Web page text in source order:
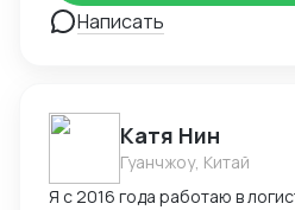
платежей через третьи
корректности Валютного
Написать
Катя Нин
Гуанчжоу, Китай
Я с 2016 года работаю в